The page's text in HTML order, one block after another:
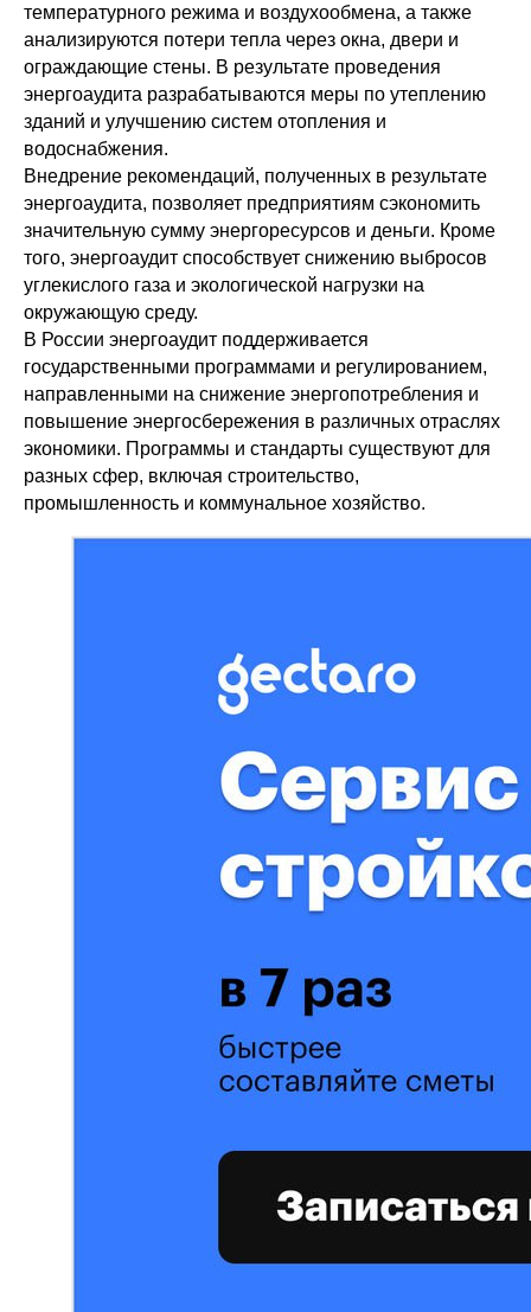
температурного режима и воздухообмена, а также
анализируются потери тепла через окна, двери и
ограждающие стены. В результате проведения
энергоаудита разрабатываются меры по утеплению
зданий и улучшению систем отопления и
водоснабжения.
Внедрение рекомендаций, полученных в результате
энергоаудита, позволяет предприятиям сэкономить
значительную сумму энергоресурсов и деньги. Кроме
того, энергоаудит способствует снижению выбросов
углекислого газа и экологической нагрузки на
окружающую среду.
В России энергоаудит поддерживается
государственными программами и регулированием,
направленными на снижение энергопотребления и
повышение энергосбережения в различных отраслях
экономики. Программы и стандарты существуют для
разных сфер, включая строительство,
промышленность и коммунальное хозяйство.